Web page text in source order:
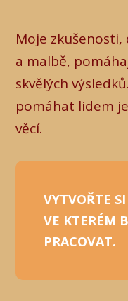
Moje
a malbě,
skvělých
pomáhat lidem
věcí.
VYTVOŘTE
VE KTERÉM
PRACOVAT.